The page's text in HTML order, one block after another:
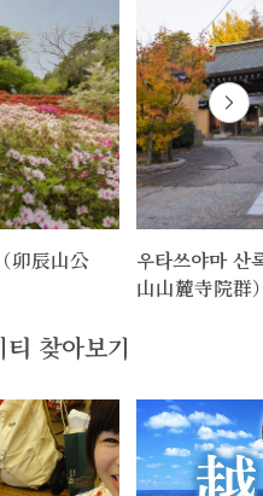
卯辰山公
우타쓰야마 산
山山麓寺院群
찾아보기